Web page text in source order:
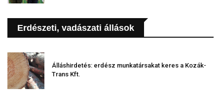
Erdészeti, vadászati állások
Álláshirdetés: erdész munkatársakat keres a Kozák-
Trans Kft.